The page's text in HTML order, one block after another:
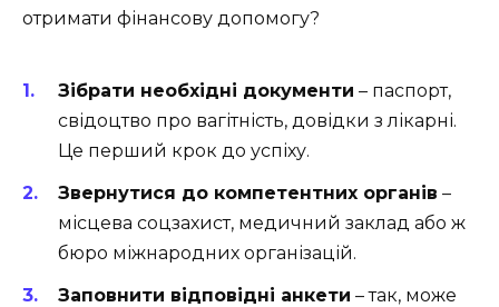
отримати фінансову допомогу?
Зібрати необхідні документи – паспорт,
свідоцтво про вагітність, довідки з лікарні.
Це перший крок до успіху.
Звернутися до компетентних органів –
місцева соцзахист, медичний заклад або ж
бюро міжнародних організацій.
Заповнити відповідні анкети – так, може